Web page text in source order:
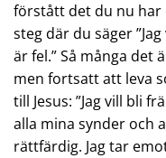
förstått det du nu har
steg där du säger
är fel.” Så många det
men fortsatt att leva
till Jesus: ”Jag vill bli
alla mina synder och
rättfärdig. Jag tar